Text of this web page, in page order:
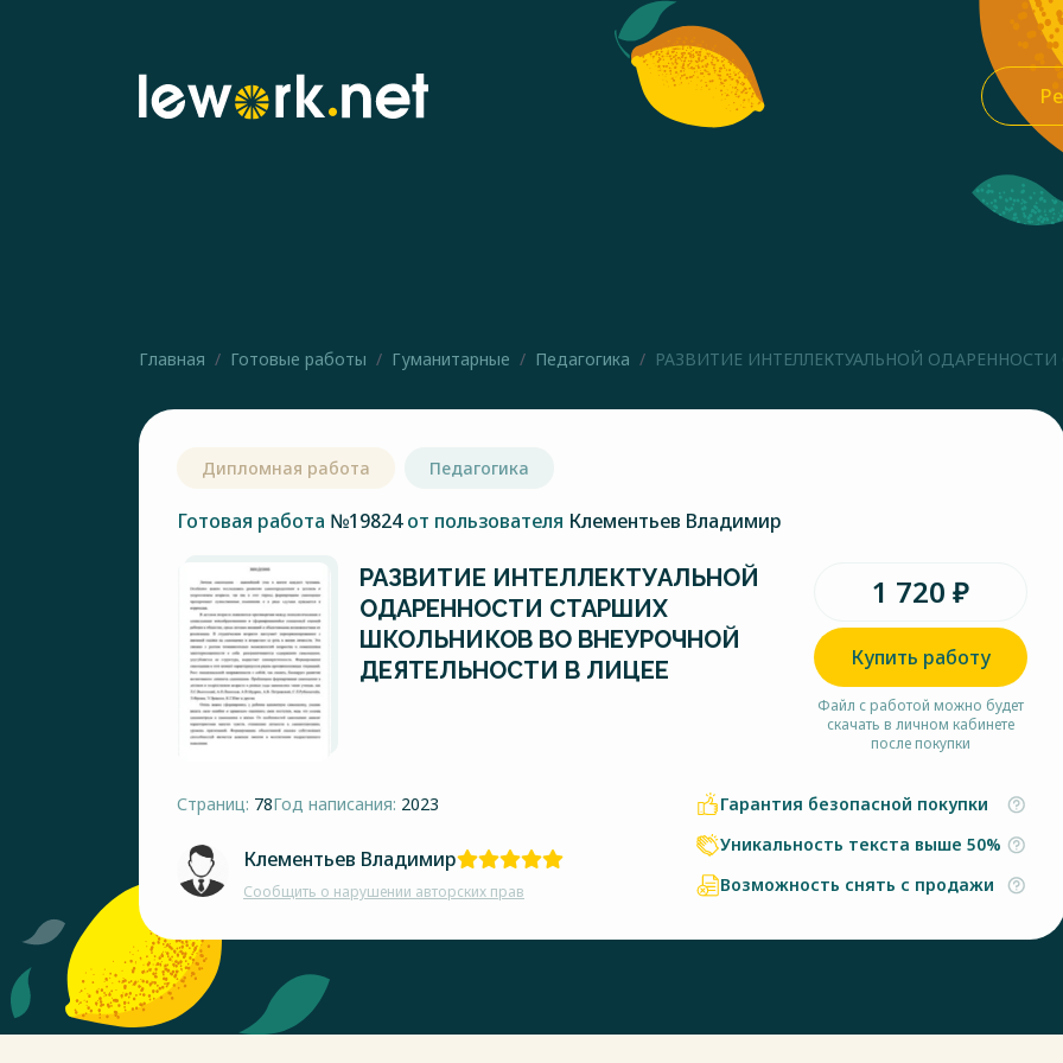
Главная Готовые работы Гуманитарные Педагогика РАЗВИТИЕ ИНТЕЛЛЕКТУАЛЬНОЙ
Дипломная работа Педагогика
Готовая работа №19824от пользователя Клементьев Владимир
РАЗВИТИЕ ИНТЕЛЛЕКТУАЛЬНОЙ
ОДАРЕННОСТИ СТАРШИХ
ШКОЛЬНИКОВ ВО ВНЕУРОЧНОЙ
ДЕЯТЕЛЬНОСТИ В ЛИЦЕЕ
1 720 ₽
Купить работу
Файл с работой можно будет
скачать в личном кабинете
после покупки
Страниц: 78Год написания: 2023
Клементьев Владимир
Сообщить о нарушении авторских прав
Гарантия безопасной покупки
Уникальность текста выше 50%
Возможность снять с продажи